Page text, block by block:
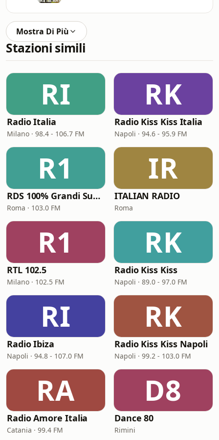
Mostra Di Più
Stazioni simili
RI
Radio Italia
Milano · 98.4 - 106.7 FM
RK
Radio Kiss Kiss Italia
Napoli · 94.6 - 95.9 FM
R1
RDS 100% Grandi Successi
Roma · 103.0 FM
IR
ITALIAN RADIO
Roma
R1
RTL 102.5
Milano · 102.5 FM
RK
Radio Kiss Kiss
Napoli · 89.0 - 97.0 FM
RI
Radio Ibiza
Napoli · 94.8 - 107.0 FM
RK
Radio Kiss Kiss Napoli
Napoli · 99.2 - 103.0 FM
RA
Radio Amore Italia
Catania · 99.4 FM
D8
Dance 80
Rimini